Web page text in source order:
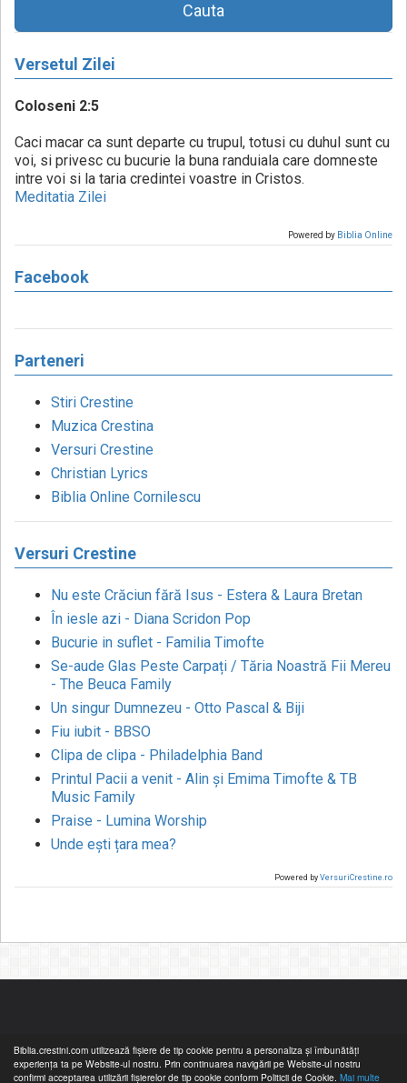
Biblia.crestini.com utilizează fişiere de tip cookie pentru a personaliza și îmbunătăți
experiența ta pe Website-ul nostru. Prin continuarea navigării pe Website-ul nostru
confirmi acceptarea utilizării fişierelor de tip cookie conform Politicii de Cookie. Mai multe
Cauta
Versetul Zilei
Coloseni 2:5
Caci macar ca sunt departe cu trupul, totusi cu duhul sunt cu
voi, si privesc cu bucurie la buna randuiala care domneste
intre voi si la taria credintei voastre in Cristos.
Meditatia Zilei
Powered by Biblia Online
Facebook
Parteneri
Stiri Crestine
Muzica Crestina
Versuri Crestine
Christian Lyrics
Biblia Online Cornilescu
Versuri Crestine
Nu este Crăciun fără Isus - Estera & Laura Bretan
În iesle azi - Diana Scridon Pop
Bucurie in suflet - Familia Timofte
Se-aude Glas Peste Carpați / Tăria Noastră Fii Mereu
- The Beuca Family
Un singur Dumnezeu - Otto Pascal & Biji
Fiu iubit - BBSO
Clipa de clipa - Philadelphia Band
Printul Pacii a venit - Alin și Emima Timofte & TB
Music Family
Praise - Lumina Worship
Unde ești țara mea?
Powered by VersuriCrestine.ro